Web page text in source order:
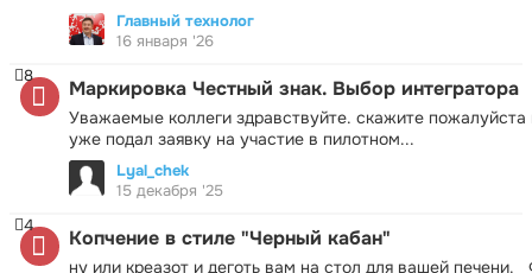
Главный технолог
16 января '26
Маркировка Честный знак. Выбор интегратора
Уважаемые коллеги здравствуйте. скажите пожалуйста
уже подал заявку на участие в пилотном...
8
Lyal_chek
15 декабря '25
Копчение в стиле "Черный кабан"
ну или креазот и деготь вам на стол для вашей печени.
4